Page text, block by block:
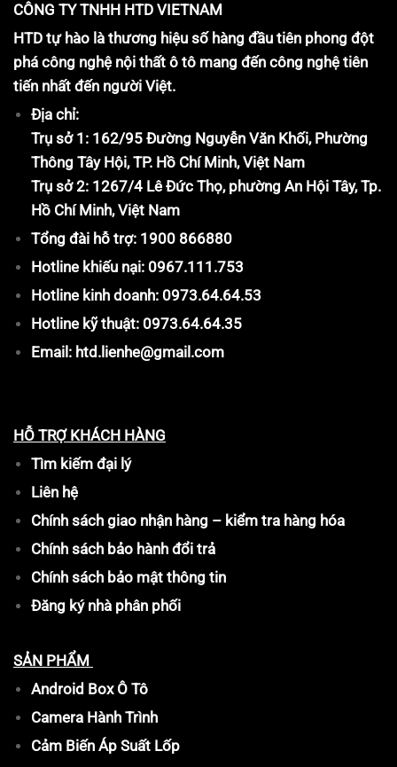
CÔNG TY TNHH HTD VIETNAM
HTD tự hào là thương hiệu số hàng đầu tiên phong đột
phá công nghệ nội thất ô tô mang đến công nghệ tiên
tiến nhất đến người Việt.
Địa chỉ:
Trụ sở 1: 162/95 Đường Nguyễn Văn Khối, Phường
Thông Tây Hội, TP. Hồ Chí Minh, Việt Nam
Trụ sở 2: 1267/4 Lê Đức Thọ, phường An Hội Tây, Tp.
Hồ Chí Minh, Việt Nam
Tổng đài hỗ trợ: 1900 866880
Hotline khiếu nại: 0967.111.753
Hotline kinh doanh: 0973.64.64.53
Hotline kỹ thuật: 0973.64.64.35
Email: htd.lienhe@gmail.com
HỖ TRỢ KHÁCH HÀNG
Tìm kiếm đại lý
Liên hệ
Chính sách giao nhận hàng – kiểm tra hàng hóa
Chính sách bảo hành đổi trả
Chính sách bảo mật thông tin
Đăng ký nhà phân phối
SẢN PHẨM
Android Box Ô Tô
Camera Hành Trình
Cảm Biến Áp Suất Lốp